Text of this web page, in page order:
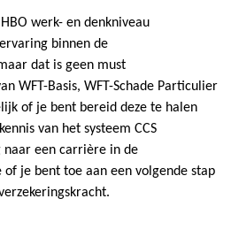
werk- en denkniveau
binnen de
dat is geen must
WFT-Basis, WFT-Schade Particulier
of je bent bereid deze te halen
van het systeem CCS
naar een carrière in de
of je bent toe aan een volgende stap